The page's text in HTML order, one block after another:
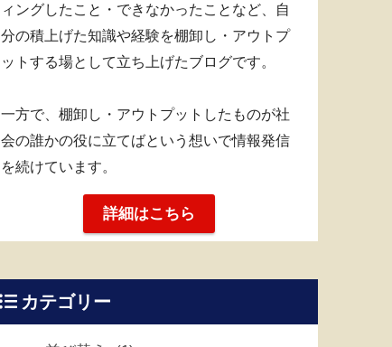
ィングしたこと・できなかったことなど、自
分の積上げた知識や経験を棚卸し・アウトプ
ットする場として立ち上げたブログです。
一方で、棚卸し・アウトプットしたものが社
会の誰かの役に立てばという想いで情報発信
を続けています。
詳細はこちら
カテゴリー